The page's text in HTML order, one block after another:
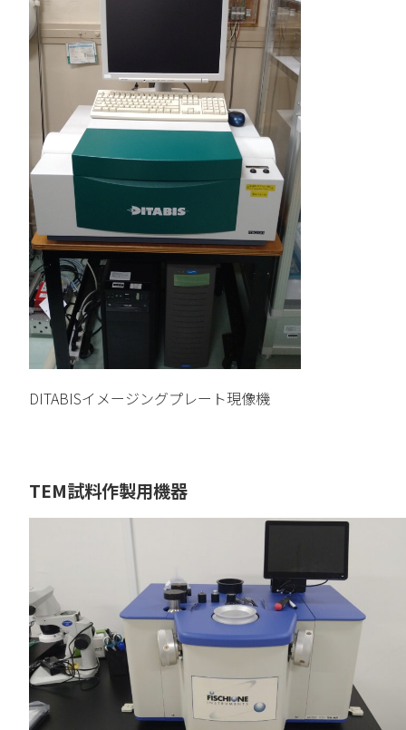
DITABISイメージングプレート現像機
TEM試料作製用機器